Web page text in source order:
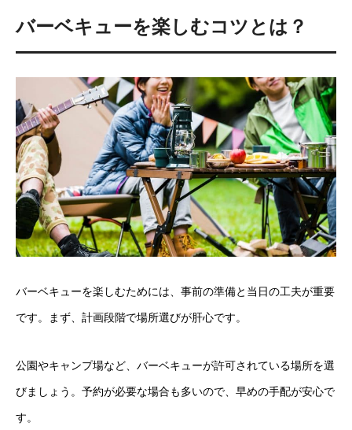
バーベキューを楽しむコツとは？
バーベキューを楽しむためには、事前の準備と当日の工夫が重要
です。まず、計画段階で場所選びが肝心です。
公園やキャンプ場など、バーベキューが許可されている場所を選
びましょう。予約が必要な場合も多いので、早めの手配が安心で
す。